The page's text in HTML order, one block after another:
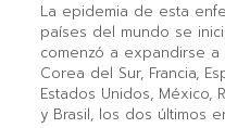
La epidemia de esta
países del mundo se
comenzó a expandirse a
Corea del Sur, Francia,
Estados Unidos, México,
y Brasil, los dos últimos